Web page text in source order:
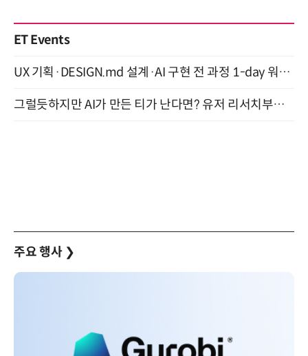
ET Events
UX 기획·DESIGN.md 설계·AI 구현 전 과정 1-day 워크숍 with Claude Code·Codex 9월 15일 개최
그럴듯하지만 AI가 만든 티가 난다면? 유저 리서치부터 배포까지! (9/15)
주요 행사 ❯